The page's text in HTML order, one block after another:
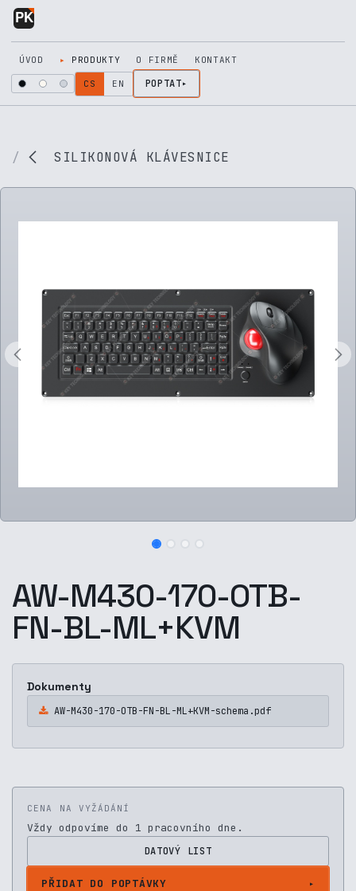
Přejít na obsah
ÚVOD PRODUKTY O FIRMĚ KONTAKT
CS EN POPTAT
SILIKONOVÁ KLÁVESNICE
AW-M430-170-OTB-
FN-BL-ML+KVM
Dokumenty
AW-M430-170-OTB-FN-BL-ML+KVM-schema.pdf
CENA NA VYŽÁDÁNÍ
Vždy odpovíme do 1 pracovního dne.
DATOVÝ LIST
PŘIDAT DO POPTÁVKY